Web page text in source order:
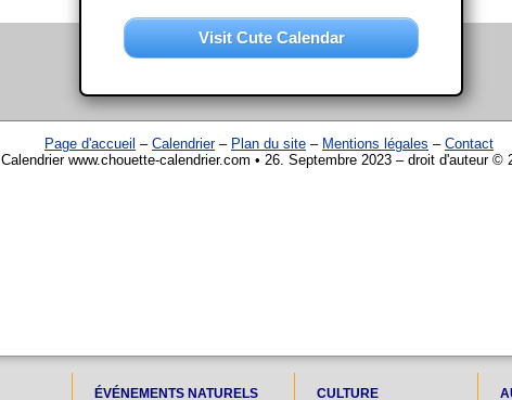
Page d'accueil – Calendrier– Plan du site – Mentions légales – Contact
Calendrier www.chouette-calendrier.com • 26. Septembre 2023 – droit d'auteur ©
ÉVÉNEMENTS NATURELS CULTURE
Visit Cute Calendar